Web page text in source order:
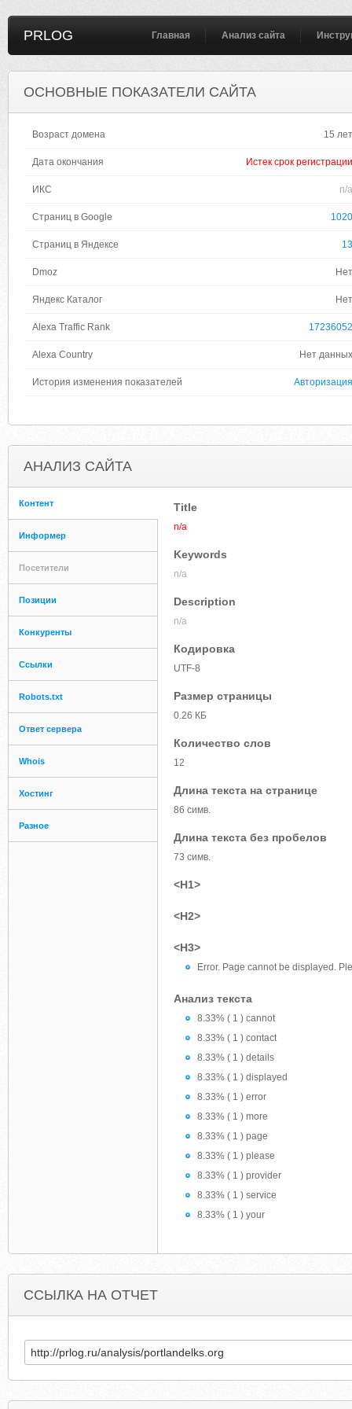
PRLOG Главная Анализ сайта
ОСНОВНЫЕ ПОКАЗАТЕЛИ САЙТА
Возраст домена 15 лет
Дата окончания Истек срок регистрации
ИКС n/a
Страниц в Google 1020
Страниц в Яндексе 13
Dmoz Нет
Яндекс Каталог Нет
Alexa Traffic Rank 17236052
Alexa Country Нет данных
История изменения показателей Авторизация
АНАЛИЗ САЙТА
Контент
Информер
Посетители
Позиции
Конкуренты
Ссылки
Robots.txt
Ответ сервера
Whois
Хостинг
Разное
Title
n/a
Keywords
n/a
Description
n/a
Кодировка
UTF-8
Размер страницы
0.26 КБ
Количество слов
12
Длина текста на странице
86 симв.
Длина текста без пробелов
73 симв.
<H1>
<H2>
<H3>
Error. Page cannot be displayed.
Анализ текста
8.33% ( 1 ) cannot
8.33% ( 1 ) contact
8.33% ( 1 ) details
8.33% ( 1 ) displayed
8.33% ( 1 ) error
8.33% ( 1 ) more
8.33% ( 1 ) page
8.33% ( 1 ) please
8.33% ( 1 ) provider
8.33% ( 1 ) service
8.33% ( 1 ) your
ССЫЛКА НА ОТЧЕТ